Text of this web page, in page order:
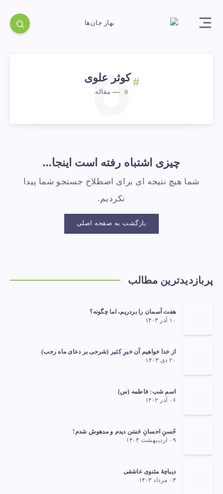
کوثر علوی
0 مقاله
0
چیزی اشتباه رفته است اینجا...
شما هیچ نتیجه ای برای اصطلاح جستجو شما پیدا
نکردیم.
بازگشت به صفحه اصلی
پربازدیدترین مطالب
هفت آسمان را بردریم، اما چگونه؟
۱۰ آذر ۱۴۰۳
از خدا خواهیم آن خیرِ کثیر (شرحی بر دعای ماه رجب)
۲۰ دی ۱۴۰۳
اسم شب: فاطمه (س)
۰۶ آذر ۱۴۰۲
حُسنِ احسانِ حَسَن دیدم و مدهوش شدم!
۰۹ اردیبهشت ۱۴۰۴
دیباچهٔ مثنوی عاشقی
۰۳ مرداد ۱۴۰۳